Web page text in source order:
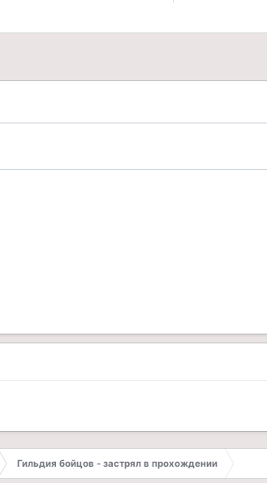
Гильдия бойцов - застрял в прохождении